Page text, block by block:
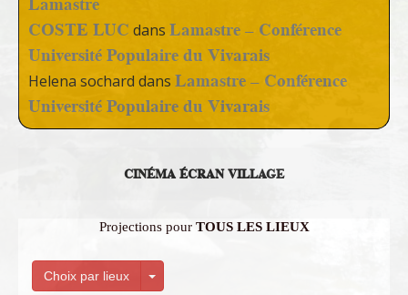
COSTE LUC dans Lamastre – Conférence
Université Populaire du Vivarais
Helena sochard dans Lamastre – Conférence
Université Populaire du Vivarais
CINÉMA ÉCRAN VILLAGE